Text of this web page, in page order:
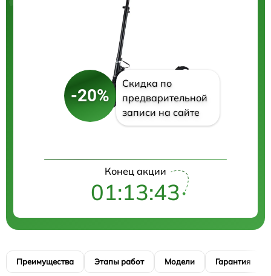
-20%
Скидка по
предварительной
записи на сайте
Конец акции
01:13:42
Преимущества Этапы работ Модели Гарантия